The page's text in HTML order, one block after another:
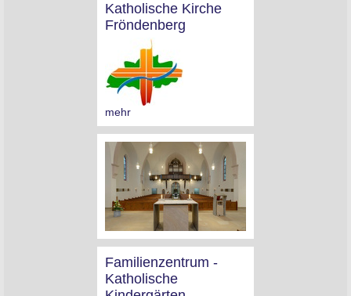
Katholische Kirche
Fröndenberg
mehr
Familienzentrum -
Katholische